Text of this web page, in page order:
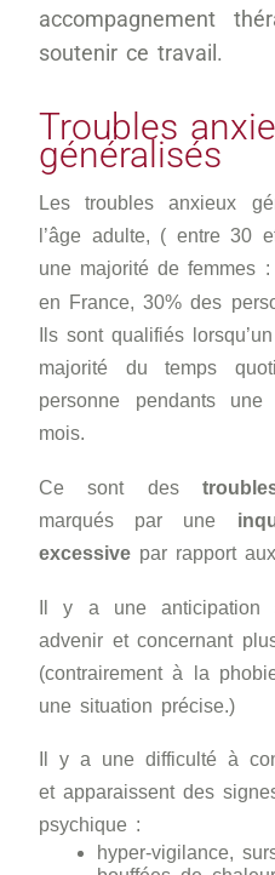
accompagnement
soutenir ce travail.
Troubles
généralisés
Les troubles anxieux
l’âge adulte, ( entre 30
une majorité de femmes
en France, 30% des
Ils sont qualifiés
majorité du temps
personne pendants
mois.
Ce sont des
marqués par une
excessive par rapport
Il y a une anticipation
advenir et concernant
(contrairement à la
une situation précise.)
Il y a une difficulté à
et apparaissent des
psychique :
hyper-vigilance,